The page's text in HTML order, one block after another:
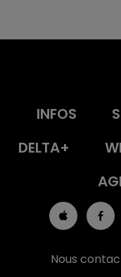
INFOS
DELTA+
Nous